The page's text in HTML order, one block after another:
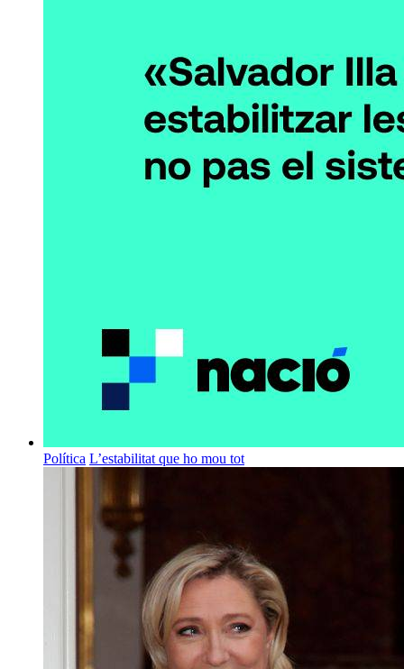
Política L’estabilitat que ho mou tot